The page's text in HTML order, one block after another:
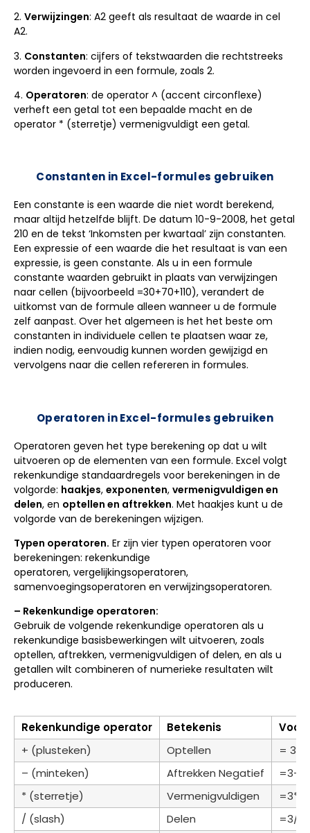
2. Verwijzingen: A2 geeft als resultaat de waarde in cel
A2.
3. Constanten: cijfers of tekstwaarden die rechtstreeks
worden ingevoerd in een formule, zoals 2.
4. Operatoren: de operator ^ (accent circonflexe)
verheft een getal tot een bepaalde macht en de
operator * (sterretje) vermenigvuldigt een getal.
Constanten in Excel-formules gebruiken
Een constante is een waarde die niet wordt berekend,
maar altijd hetzelfde blijft. De datum 10-9-2008, het getal
210 en de tekst ‘Inkomsten per kwartaal’ zijn constanten.
Een expressie of een waarde die het resultaat is van een
expressie, is geen constante. Als u in een formule
constante waarden gebruikt in plaats van verwijzingen
naar cellen (bijvoorbeeld =30+70+110), verandert de
uitkomst van de formule alleen wanneer u de formule
zelf aanpast. Over het algemeen is het het beste om
constanten in individuele cellen te plaatsen waar ze,
indien nodig, eenvoudig kunnen worden gewijzigd en
vervolgens naar die cellen refereren in formules.
Operatoren in Excel-formules gebruiken
Operatoren geven het type berekening op dat u wilt
uitvoeren op de elementen van een formule. Excel volgt
rekenkundige standaardregels voor berekeningen in de
volgorde: haakjes, exponenten, vermenigvuldigen en
delen, en optellen en aftrekken. Met haakjes kunt u de
volgorde van de berekeningen wijzigen.
Typen operatoren. Er zijn vier typen operatoren voor
berekeningen: rekenkundige
operatoren, vergelijkingsoperatoren,
samenvoegingsoperatoren en verwijzingsoperatoren.
– Rekenkundige operatoren:
Gebruik de volgende rekenkundige operatoren als u
rekenkundige basisbewerkingen wilt uitvoeren, zoals
optellen, aftrekken, vermenigvuldigen of delen, en als u
getallen wilt combineren of numerieke resultaten wilt
produceren.
Rekenkundige operator Betekenis
+ (plusteken)
Optellen
= 3+3
– (minteken)
Aftrekken Negatief
* (sterretje)
Vermenigvuldigen
=3*3
/ (slash)
Delen
=3/3